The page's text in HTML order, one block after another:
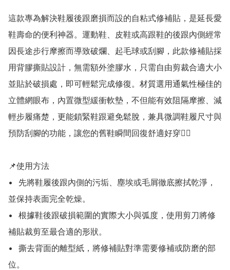
這款專為解決鞋履後跟磨損而設的自粘式修補貼，是延長愛
鞋壽命的便利神器。運動鞋、皮鞋或高跟鞋的後跟內側經常
因長途步行摩擦而導致破爛、起毛球或刮腳，此款修補貼採
用背膠撕貼設計，無需額外塗膠水，只需自由剪裁合適大小
並貼於破損處，即可輕鬆完成修復。材質選用通氣性極佳的
立體網眼布，內置微型緩衝軟墊，不但能有效阻隔摩擦、減
輕步履痛楚，更能鎖緊鞋跟避免鬆脫，兼具微調鞋履尺寸與
預防刮腳的功能，讓您的舊鞋瞬間回復舒適好穿👍🏻
📌使用方法
•	先將鞋履後跟內側的污垢、塵埃或毛屑徹底擦拭乾淨，
並保持表面完全乾燥。
•	根據鞋後跟破損範圍的實際大小與弧度，使用剪刀將修
補貼裁剪至最合適的形狀。
•	撕去背面的離型紙，將修補貼對準需要修補或防磨的部
位。